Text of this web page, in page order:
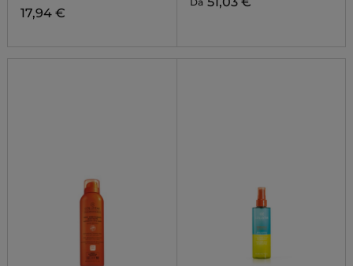
17,94 €